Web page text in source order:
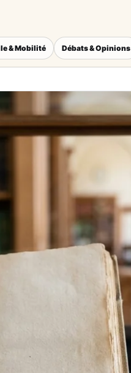
& Mobilité Débats & Opinions